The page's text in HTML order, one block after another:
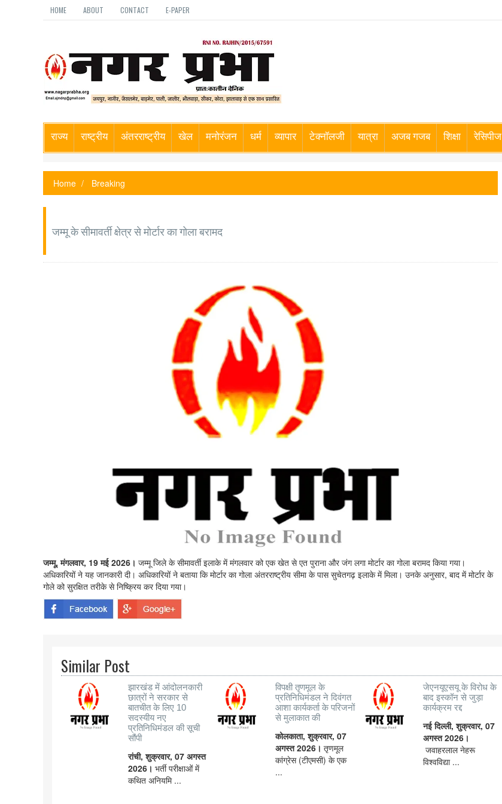
HOME ABOUT CONTACT E-PAPER
राज्य राष्ट्रीय अंतरराष्ट्रीय खेल मनोरंजन धर्म व्यापार टेक्नॉलजी यात्रा अजब गजब शिक्षा रेसिपीज
Home Breaking
जम्मू के सीमावर्ती क्षेत्र से मोर्टार का गोला बरामद
जम्मू, मंगलवार, 19 मई 2026। जम्मू जिले के सीमावर्ती इलाके में मंगलवार को एक खेत से एत पुराना और जंग लगा मोर्टार का गोला बरामद किया गया।
अधिकारियों ने यह जानकारी दी। अधिकारियों ने बताया कि मोर्टार का गोला अंतरराष्ट्रीय सीमा के पास सुचेतगढ़ इलाके में मिला। उनके अनुसार, बाद में मोर्टार के
गोले को सुरक्षित तरीके से निष्क्रिय कर दिया गया।
Similar Post
झारखंड में आंदोलनकारी
छात्रों ने सरकार से
बातचीत के लिए 10
सदस्यीय नए
प्रतिनिधिमंडल की सूची
सौंपी
रांची, शुक्रवार, 07 अगस्त
2026। भर्ती परीक्षाओं में
कथित अनियमि ...
विपक्षी तृणमूल के
प्रतिनिधिमंडल ने दिवंगत
आशा कार्यकर्ता के परिजनों
से मुलाकात की
कोलकाता, शुक्रवार, 07
अगस्त 2026।तृणमूल
कांग्रेस (टीएमसी) के एक
...
जेएनयूएसयू के विरोध के
बाद इस्कॉन से जुड़ा
कार्यक्रम रद्द
नई दिल्ली, शुक्रवार, 07
अगस्त 2026।
जवाहरलाल नेहरू
विश्वविद्या ...